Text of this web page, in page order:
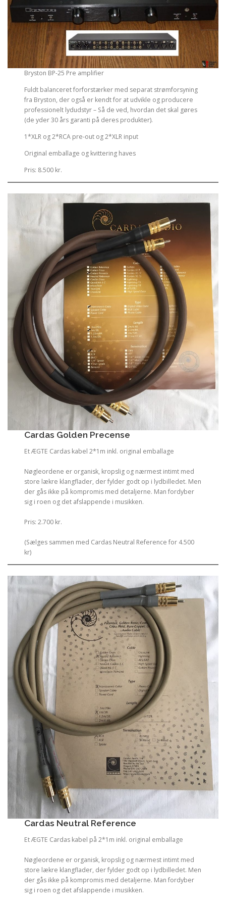
Bryston BP-25 Pre amplifier
Fuldt balanceret forforstærker med separat strømforsyning
fra Bryston, der også er kendt for at udvikle og producere
professionelt lydudstyr – Så de ved, hvordan det skal gøres
(de yder 30 års garanti på deres produkter).
1*XLR og 2*RCA pre-out og 2*XLR input
Original emballage og kvittering haves
Pris: 8.500 kr.
Cardas Golden Precense
Et ÆGTE Cardas kabel 2*1m inkl. original emballage
Nøgleordene er organisk, kropslig og nærmest intimt med
store lækre klangflader, der fylder godt op i lydbilledet. Men
der gås ikke på kompromis med detaljerne. Man fordyber
sig i roen og det afslappende i musikken.
Pris: 2.700 kr.
(Sælges sammen med Cardas Neutral Reference for 4.500
kr)
Cardas Neutral Reference
Et ÆGTE Cardas kabel på 2*1m inkl. original emballage
Nøgleordene er organisk, kropslig og nærmest intimt med
store lækre klangflader, der fylder godt op i lydbilledet. Men
der gås ikke på kompromis med detaljerne. Man fordyber
sig i roen og det afslappende i musikken.